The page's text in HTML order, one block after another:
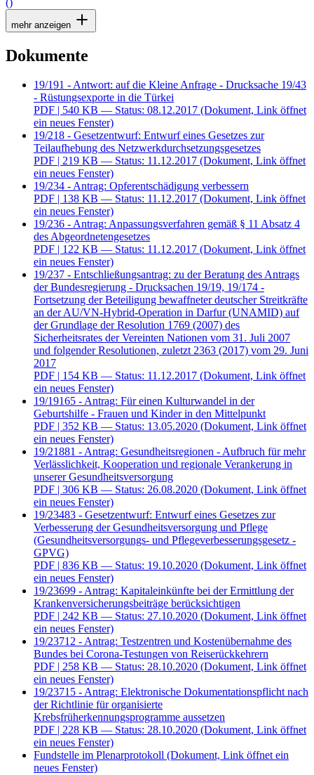
mehr anzeigen
Dokumente
19/191 - Antwort: auf die Kleine Anfrage - Drucksache 19/43
- Rüstungsexporte in die Türkei
PDF | 540 KB — Status: 08.12.2017 (Dokument, Link öffnet
ein neues Fenster)
19/218 - Gesetzentwurf: Entwurf eines Gesetzes zur
Teilaufhebung des Netzwerkdurchsetzungsgesetzes
PDF | 219 KB — Status: 11.12.2017 (Dokument, Link öffnet
ein neues Fenster)
19/234 - Antrag: Opferentschädigung verbessern
PDF | 138 KB — Status: 11.12.2017 (Dokument, Link öffnet
ein neues Fenster)
19/236 - Antrag: Anpassungsverfahren gemäß § 11 Absatz 4
des Abgeordnetengesetzes
PDF | 122 KB — Status: 11.12.2017 (Dokument, Link öffnet
ein neues Fenster)
19/237 - Entschließungsantrag: zu der Beratung des Antrags
der Bundesregierung - Drucksachen 19/19, 19/174 -
Fortsetzung der Beteiligung bewaffneter deutscher Streitkräfte
an der AU/VN-Hybrid-Operation in Darfur (UNAMID) auf
der Grundlage der Resolution 1769 (2007) des
Sicherheitsrates der Vereinten Nationen vom 31. Juli 2007
und folgender Resolutionen, zuletzt 2363 (2017) vom 29. Juni
2017
PDF | 154 KB — Status: 11.12.2017 (Dokument, Link öffnet
ein neues Fenster)
19/19165 - Antrag: Für einen Kulturwandel in der
Geburtshilfe - Frauen und Kinder in den Mittelpunkt
PDF | 352 KB — Status: 13.05.2020 (Dokument, Link öffnet
ein neues Fenster)
19/21881 - Antrag: Gesundheitsregionen - Aufbruch für mehr
Verlässlichkeit, Kooperation und regionale Verankerung in
unserer Gesundheitsversorgung
PDF | 306 KB — Status: 26.08.2020 (Dokument, Link öffnet
ein neues Fenster)
19/23483 - Gesetzentwurf: Entwurf eines Gesetzes zur
Verbesserung der Gesundheitsversorgung und Pflege
(Gesundheitsversorgungs- und Pflegeverbesserungsgesetz -
GPVG)
PDF | 836 KB — Status: 19.10.2020 (Dokument, Link öffnet
ein neues Fenster)
19/23699 - Antrag: Kapitaleinkünfte bei der Ermittlung der
Krankenversicherungsbeiträge berücksichtigen
PDF | 242 KB — Status: 27.10.2020 (Dokument, Link öffnet
ein neues Fenster)
19/23712 - Antrag: Testzentren und Kostenübernahme des
Bundes bei Corona-Testungen von Reiserückkehrern
PDF | 258 KB — Status: 28.10.2020 (Dokument, Link öffnet
ein neues Fenster)
19/23715 - Antrag: Elektronische Dokumentationspflicht nach
der Richtlinie für organisierte
Krebsfrüherkennungsprogramme aussetzen
PDF | 228 KB — Status: 28.10.2020 (Dokument, Link öffnet
ein neues Fenster)
Fundstelle im Plenarprotokoll (Dokument, Link öffnet ein
neues Fenster)